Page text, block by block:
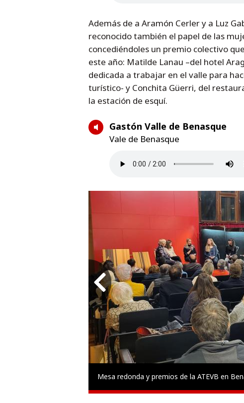
Además de a Aramón Cerler y a Luz
reconocido también el papel de las
concediéndoles un premio colectivo
este año: Matilde Lanau –del hotel
dedicada a trabajar en el valle para
turístico- y Conchita Güerri, del
la estación de esquí.
Gastón Valle de Benasque
Vale de Benasque
Mesa redonda y premios de la ATEVB en